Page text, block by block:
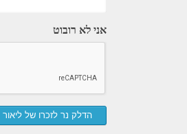
אני לא רובוט